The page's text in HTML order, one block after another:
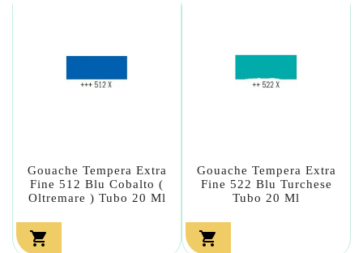
Gouache Tempera Extra
Fine 512 Blu Cobalto (
Oltremare ) Tubo 20 Ml

Gouache Tempera Extra
Fine 522 Blu Turchese
Tubo 20 Ml
